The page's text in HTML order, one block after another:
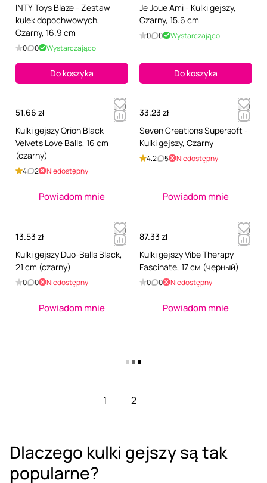
INTY Toys Blaze - Zestaw
kulek dopochwowych,
Czarny, 16.9 cm
0 0 Wystarczająco
Do koszyka
Je Joue Ami - Kulki gejszy,
Czarny, 15.6 cm
0 0 Wystarczająco
Do koszyka
51.66 zł
Kulki gejszy Orion Black
Velvets Love Balls, 16 cm
(czarny)
4 2 Niedostępny
Powiadom mnie
33.23 zł
Seven Creations Supersoft -
Kulki gejszy, Czarny
4.2 5 Niedostępny
Powiadom mnie
13.53 zł
Kulki gejszy Duo-Balls Black,
21 cm (czarny)
0 0 Niedostępny
Powiadom mnie
87.33 zł
Kulki gejszy Vibe Therapy
Fascinate, 17 см (черный)
0 0 Niedostępny
Powiadom mnie
Pokaż więcej
1 2
Dlaczego kulki gejszy są tak
popularne?